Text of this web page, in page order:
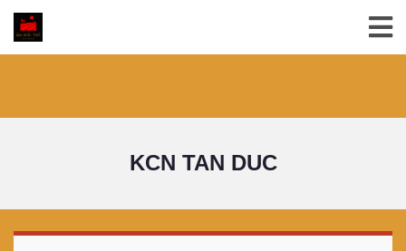
KCN TAN DUC